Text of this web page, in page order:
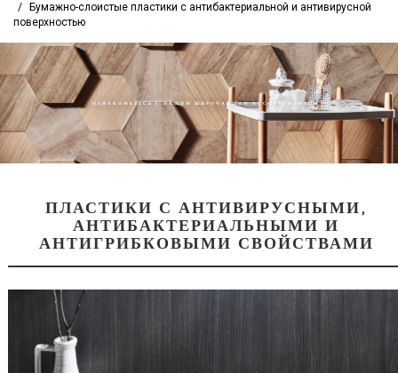
Бумажно-слоистые пластики с антибактериальной и антивирусной
поверхностью
ОЗНАКОМЬТЕСЬ С НАШИМ ШИРОЧАЙШИМ АССОРТИМЕНТОМ
ПЛАСТИКИ С АНТИВИРУСНЫМИ,
АНТИБАКТЕРИАЛЬНЫМИ И
АНТИГРИБКОВЫМИ СВОЙСТВАМИ